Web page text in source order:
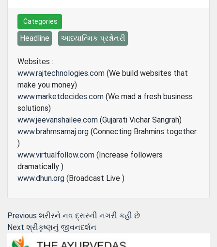
Categories
Headline આધ્યાત્મિક પ્રશ્નોતરી
Websites :
www.rajtechnologies.com (We build websites that
make you money)
www.marketdecides.com (We mad a fresh business
solutions)
www.jeevanshailee.com (Gujarati Vichar Sangrah)
www.brahmsamaj.org (Connecting Brahmins together
)
www.virtualfollow.com (Increase followers
dramatically )
www.dhun.org (Broadcast Live )
Post
navigation
Previous Previous
post:
શરીરને નવ દ્રારની નગરી કહી છે
Next Next
શ્રીકૃષ્ણનું જીવનદર્શન